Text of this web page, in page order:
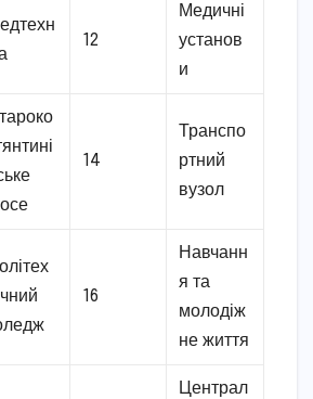
12
Медичні
установ
и
14
Транспо
ртний
вузол
16
Навчанн
я та
молодіж
не життя
Централ